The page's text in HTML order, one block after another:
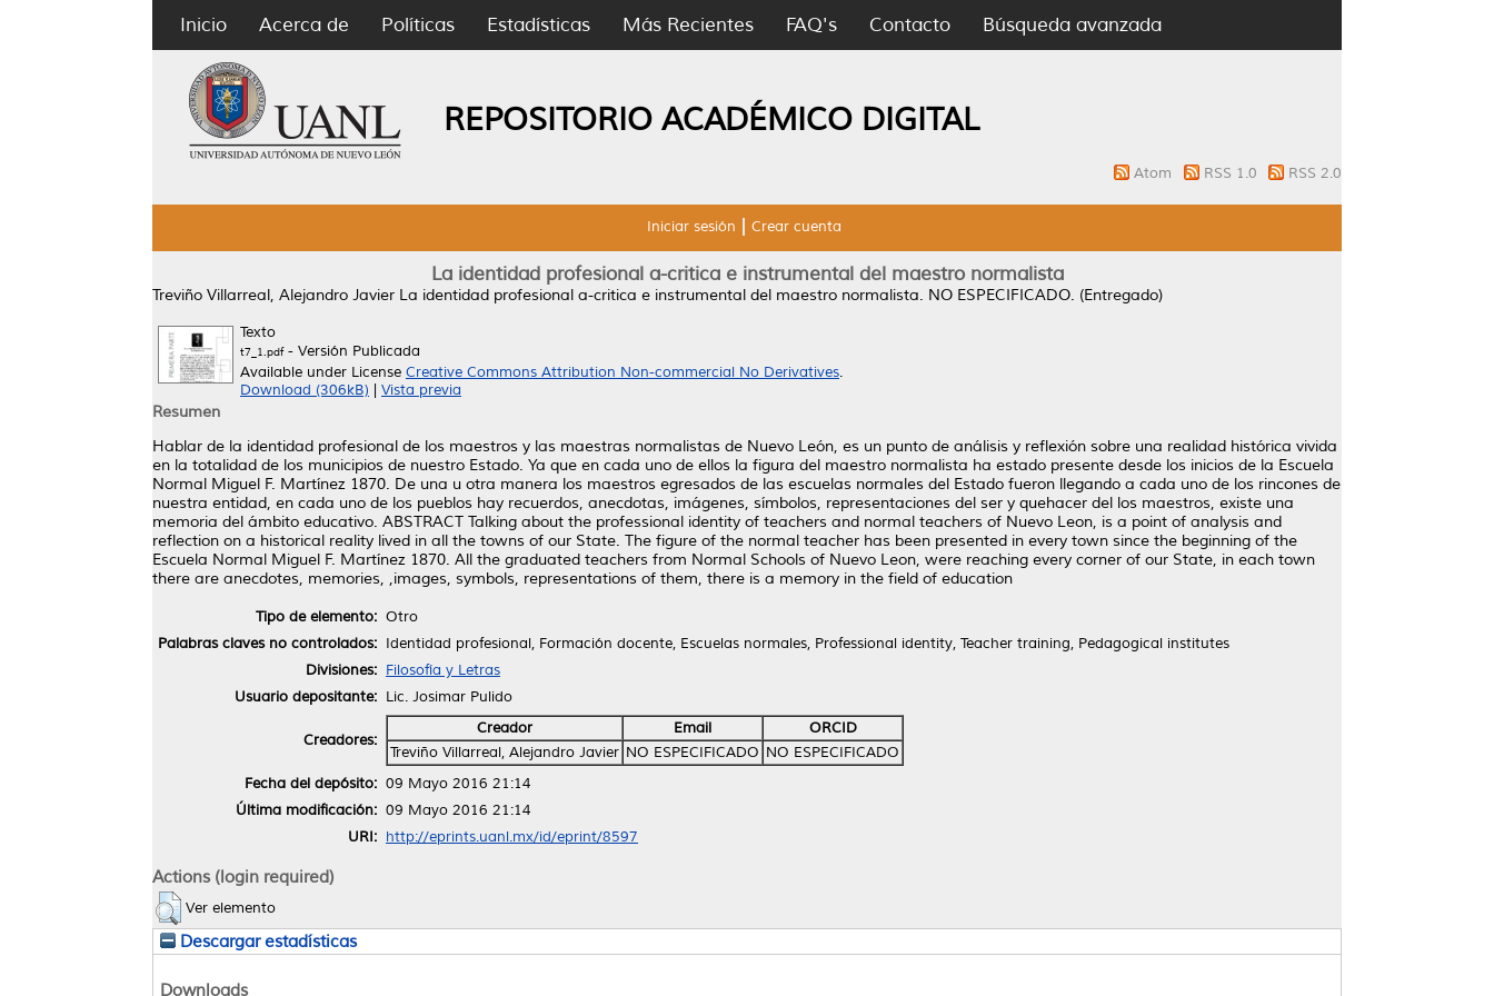
Inicio Acerca de Políticas Estadísticas Más Recientes FAQ's Contacto Búsqueda avanzada
REPOSITORIO ACADÉMICO DIGITAL
Atom RSS 1.0 RSS 2.0
Iniciar sesión Crear cuenta
La identidad profesional a-critica e instrumental del maestro normalista
Treviño Villarreal, Alejandro Javier La identidad profesional a-critica e instrumental del maestro normalista. NO ESPECIFICADO. (Entregado)
Texto
t7_1.pdf- Versión Publicada
Available under License Creative Commons Attribution Non-commercial No Derivatives.
Download (306kB)
Vista previa
Resumen
Hablar de la identidad profesional de los maestros y las maestras normalistas de Nuevo León, es un punto de análisis y reflexión sobre una realidad histórica vivida
en la totalidad de los municipios de nuestro Estado. Ya que en cada uno de ellos la figura del maestro normalista ha estado presente desde los inicios de la Escuela
Normal Miguel F. Martínez 1870. De una u otra manera los maestros egresados de las escuelas normales del Estado fueron llegando a cada uno de los rincones de
nuestra entidad, en cada uno de los pueblos hay recuerdos, anecdotas, imágenes, símbolos, representaciones del ser y quehacer del los maestros, existe una
memoria del ámbito educativo. ABSTRACT Talking about the professional identity of teachers and normal teachers of Nuevo Leon, is a point of analysis and
reflection on a historical reality lived in all the towns of our State. The figure of the normal teacher has been presented in every town since the beginning of the
Escuela Normal Miguel F. Martínez 1870. All the graduated teachers from Normal Schools of Nuevo Leon, were reaching every corner of our State, in each town
there are anecdotes, memories, ,images, symbols, representations of them, there is a memory in the field of education
Tipo de elemento: Otro
Palabras claves no controlados: Identidad profesional, Formación docente, Escuelas normales, Professional identity, Teacher training, Pedagogical institutes
Divisiones: Filosofía y Letras
Usuario depositante: Lic. Josimar Pulido
Creadores:
Creador Email
ORCID
Treviño Villarreal, Alejandro Javier NO ESPECIFICADO NO ESPECIFICADO
Fecha del depósito: 09 Mayo 2016 21:14
Última modificación: 09 Mayo 2016 21:14
URI: http://eprints.uanl.mx/id/eprint/8597
Actions (login required)
Ver elemento
Descargar estadísticas
Downloads